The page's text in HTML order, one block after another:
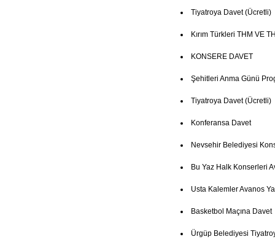
Tiyatroya Davet (Ücretli)
Kırım Türkleri THM VE
KONSERE DAVET
Şehitleri Anma Günü
Tiyatroya Davet (Ücretli)
Konferansa Davet
Nevsehir Belediyesi
Bu Yaz Halk Konserleri
Usta Kalemler Avanos
Basketbol Maçına Davet
Ürgüp Belediyesi